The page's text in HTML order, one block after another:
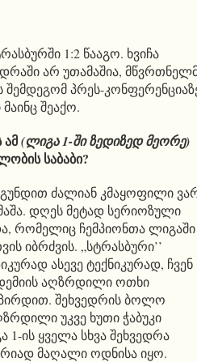
1:2 წააგო. ხვიჩა
არ უთამაშია,
შემდეგომ პრეს-
შეაქო.
(ლიგა 1-ში ზედიზედ მეორე)
საბაბი?
ძალიან კმაყოფილი
დღეს მეტად სერიოზული
რომელიც ჩემპიონთა ლიგაში
იბრძვის. „სტრასბური’’
ასევე ტექნიკურად, ჩვენ
აღზრდილი ოთხი
შეხვედრის ბოლო
უკვე ხუთი ჭაბუკი
ის ყველა სხვა შეხვედრა
მაღალი ოდნისა იყო.